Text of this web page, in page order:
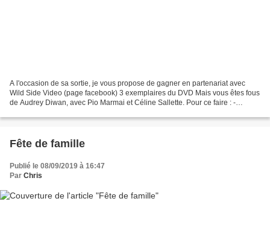
A l'occasion de sa sortie, je vous propose de gagner en partenariat avec
Wild Side Video (page facebook) 3 exemplaires du DVD Mais vous êtes fous
de Audrey Diwan, avec Pio Marmai et Céline Sallette. Pour ce faire : -
Fête de famille
Publié le 08/09/2019 à 16:47
Par Chris